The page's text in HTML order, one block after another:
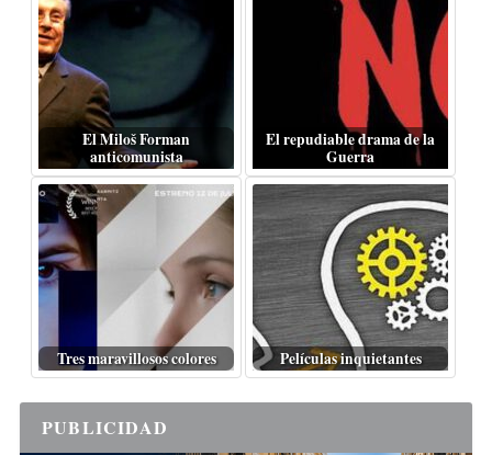
El Miloš Forman
anticomunista
El repudiable drama de la
Guerra
Tres maravillosos colores Películas inquietantes
PUBLICIDAD